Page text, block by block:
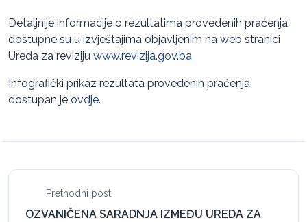
Detaljnije informacije o rezultatima provedenih praćenja
dostupne su u izvještajima objavljenim na web stranici
Ureda za reviziju www.revizija.gov.ba
Infografički prikaz rezultata provedenih praćenja
dostupan je ovdje.
Prethodni post
OZVANIČENA SARADNJA IZMEĐU UREDA ZA